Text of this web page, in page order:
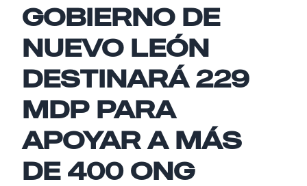
GOBIERNO DE
NUEVO LEÓN
DESTINARÁ 229
MDP PARA
APOYAR A MÁS
DE 400 ONG